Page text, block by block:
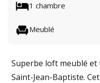
1 chambre
Meublé
Superbe loft meublé
Saint-Jean-Baptiste.